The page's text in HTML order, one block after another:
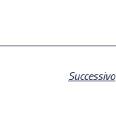
Successivo